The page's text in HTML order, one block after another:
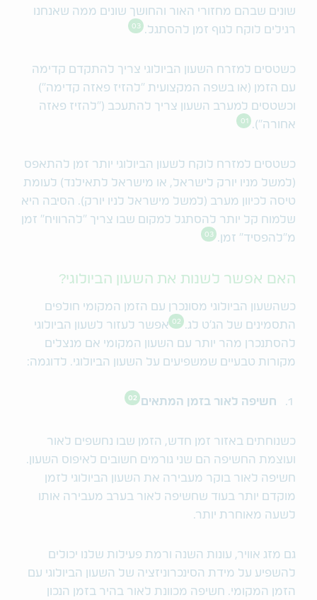
שונים שבהם מחזורי האור והחושך שונים ממה שאנחנו
רגילים לוקח לגוף זמן להסתגל. 03
כשטסים למזרח השעון הביולוגי צריך להתקדם קדימה
עם הזמן (או בשפה המקצועית ״להזיז פאזה קדימה״)
וכשטסים למערב השעון צריך להתעכב (״להזיז פאזה
אחורה״).
01
כשטסים למזרח לוקח לשעון הביולוגי יותר זמן להתאפס
(למשל מניו יורק לישראל, או מישראל לתאילנד) לעומת
טיסה לכיוון מערב (למשל מישראל לניו יורק). הסיבה היא
שלמוח קל יותר להסתגל למקום שבו צריך ״להרוויח״ זמן
מ״להפסיד״ זמן. 03
האם אפשר לשנות את השעון הביולוגי?
כשהשעון הביולוגי מסונכרן עם הזמן המקומי חולפים
התסמינים של הג׳ט לג.
02 אפשר לעזור לשעון הביולוגי
להסתנכרן מהר יותר עם השעון המקומי אם מנצלים
מקורות טבעיים שמשפיעים על השעון הביולוגי. לדוגמה:
חשיפה לאור בזמן המתאים 02
כשנוחתים באזור זמן חדש, הזמן שבו נחשפים לאור
ועוצמת החשיפה הם שני גורמים חשובים לאיפוס השעון.
חשיפה לאור בוקר מעבירה את השעון הביולוגי לזמן
מוקדם יותר בעוד שחשיפה לאור בערב מעבירה אותו
לשעה מאוחרת יותר.
גם מזג אוויר, עונות השנה ורמת פעילות שלנו יכולים
להשפיע על מידת הסינכרוניזציה של השעון הביולוגי עם
הזמן המקומי. חשיפה מכוונת לאור בהיר בזמן הנכון